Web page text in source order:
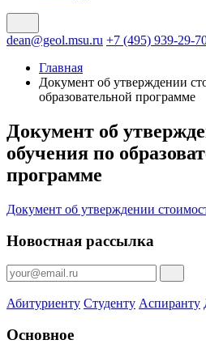
dean@geol.msu.ru +7 (495) 939-29-
Главная
Документ об утверждении
образовательной программе
Документ об
обучения по
программе
Документ об утверждении
Новостная рассылка
Абитуриенту Студенту Аспиранту
Основное